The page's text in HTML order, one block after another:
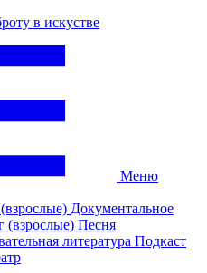
в искустве
Меню
Документальное
(взрослые) Песня
литература Подкаст